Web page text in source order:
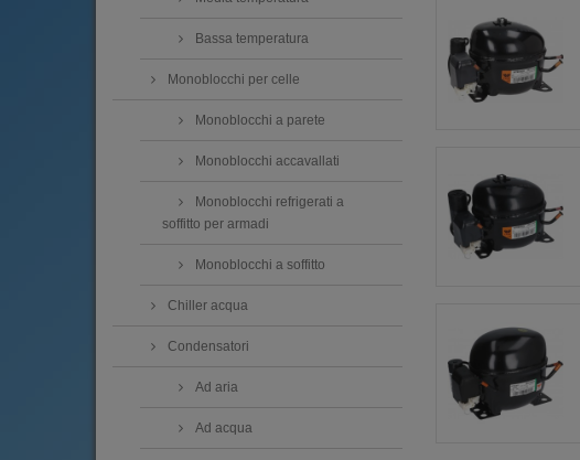
Bassa temperatura
Monoblocchi per celle
Monoblocchi a parete
Monoblocchi accavallati
Monoblocchi refrigerati a
soffitto per armadi
Monoblocchi a soffitto
Chiller acqua
Condensatori
Ad aria
Ad acqua